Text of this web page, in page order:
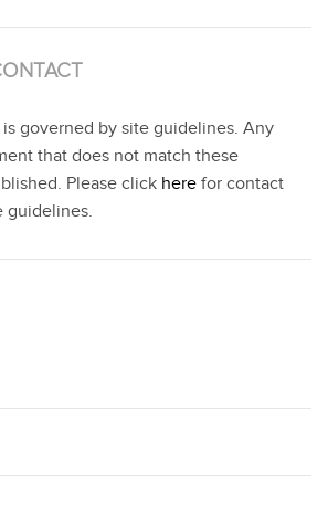
governed by site guidelines. Any
that does not match these
Please click here for contact
guidelines.